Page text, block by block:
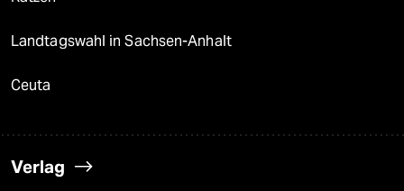
Landtagswahl in Sachsen-Anhalt
Ceuta
Verlag